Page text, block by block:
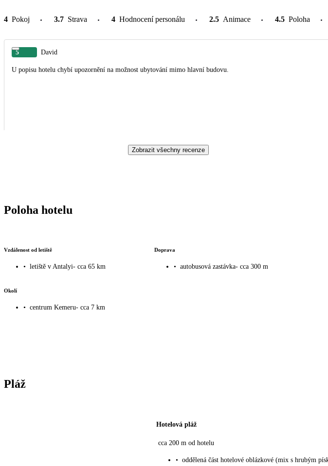
4 Pokoj 3.7 Strava 4 Hodnocení personálu 2.5 Animace 4.5 Poloha
5 David
U popisu hotelu chybí upozornění na možnost ubytování mimo hlavní budovu.
Zobrazit všechny recenze
Poloha hotelu
Vzdálenost od letiště
• letiště v Antalyi- cca 65 km
Doprava
• autobusová zastávka- cca 300 m
Okolí
• centrum Kemeru- cca 7 km
Pláž
Hotelová pláž
cca 200 m od hotelu
• oddělená část hotelové oblázkové (mix s hrubým